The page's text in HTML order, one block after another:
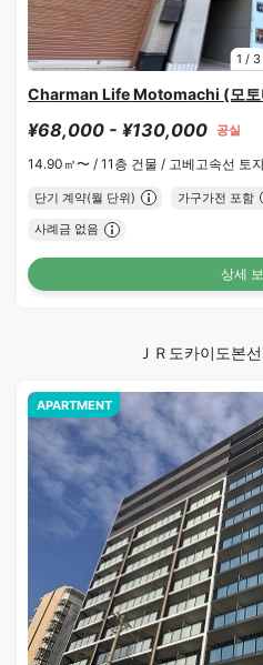
1 / 3
Charman Life Motomachi (모토
¥68,000 - ¥130,000 공실
14.90㎡〜 / 11층 건물 / 고베고속선 토
단기 계약(월 단위) 가구가전 포함
사례금 없음
상세
ＪＲ도카이도본
APARTMENT